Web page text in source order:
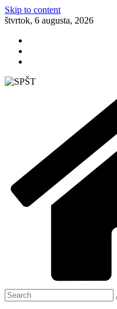
Skip to content
štvrtok, 6 augusta, 2026